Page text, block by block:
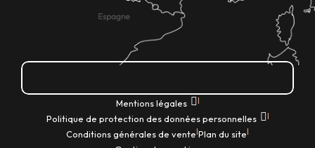
Mentions légales |
Politique de protection des données personnelles |
Conditions générales de vente|Plan du site|